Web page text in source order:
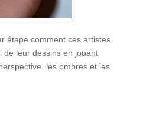
étape comment ces artistes
de leur dessins en jouant
les ombres et les